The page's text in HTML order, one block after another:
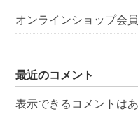
オンラインショップ会
最近のコメント
表示できるコメントはあ